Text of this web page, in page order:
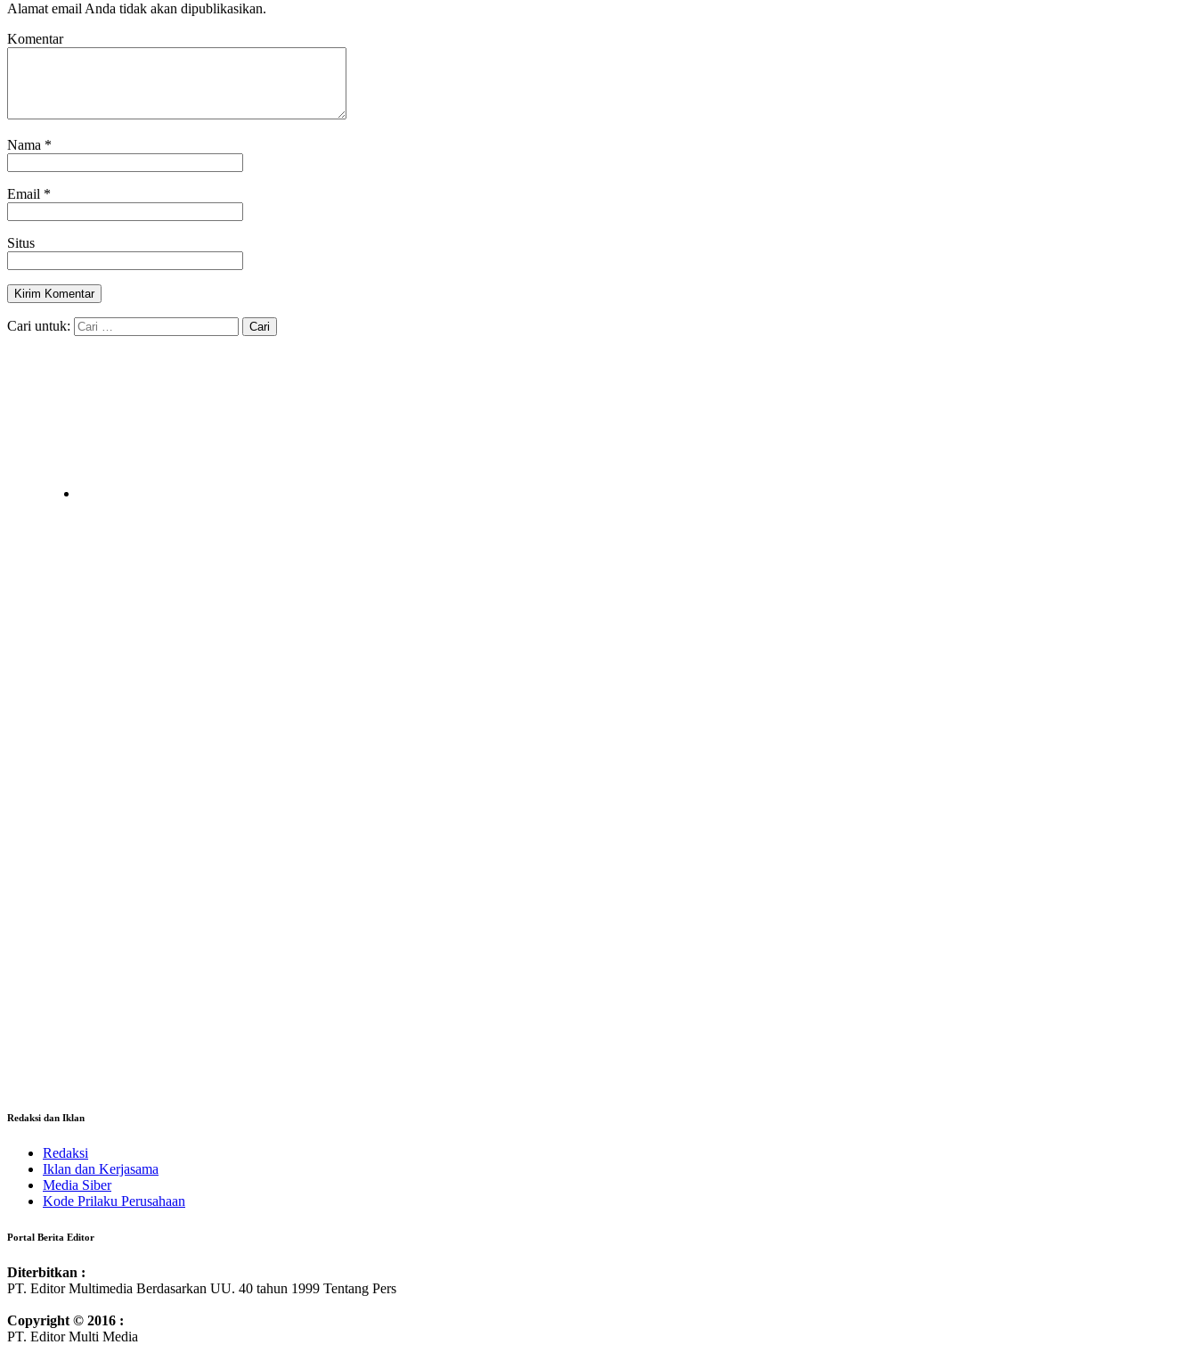
Alamat email Anda tidak akan dipublikasikan.
Komentar
Nama *
Email *
Situs
Cari untuk:
Redaksi dan Iklan
Redaksi
Iklan dan Kerjasama
Media Siber
Kode Prilaku Perusahaan
Portal Berita Editor
Diterbitkan :
PT. Editor Multimedia Berdasarkan UU. 40 tahun 1999 Tentang Pers
Copyright © 2016 :
PT. Editor Multi Media